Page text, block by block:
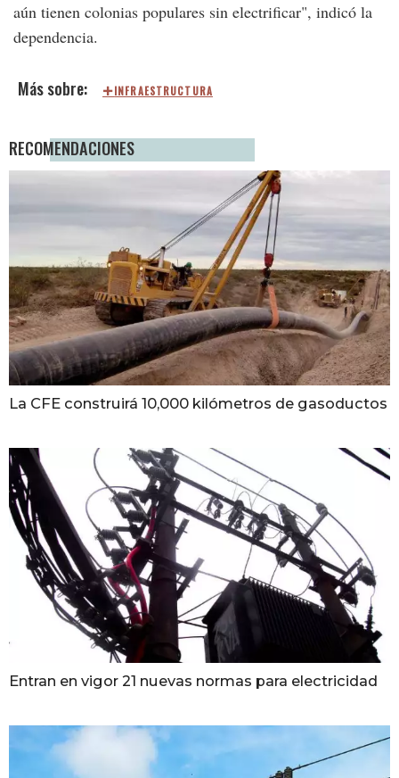
aún tienen colonias populares sin electrificar", indicó la
dependencia.
INFRAESTRUCTURA
RECOMENDACIONES
La CFE construirá 10,000 kilómetros de gasoductos
Entran en vigor 21 nuevas normas para electricidad